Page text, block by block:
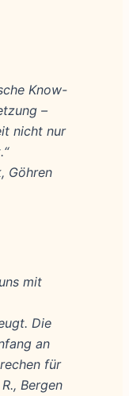
Know-
–
nicht nur
mit
Die
an
für
Bergen